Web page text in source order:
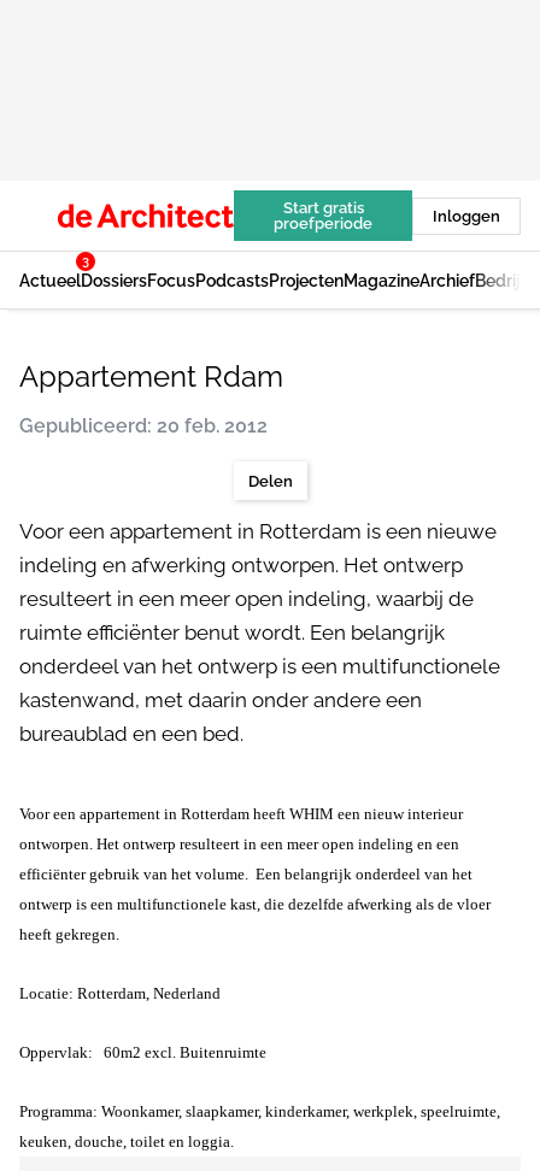
Start gratis
proefperiode
Inloggen
Actueel
3
DossiersFocusPodcastsProjectenMagazineArchief
Appartement Rdam
Gepubliceerd: 20 feb. 2012
Delen
Voor een appartement in Rotterdam is een nieuwe
indeling en afwerking ontworpen. Het ontwerp
resulteert in een meer open indeling, waarbij de
ruimte efficiënter benut wordt. Een belangrijk
onderdeel van het ontwerp is een multifunctionele
kastenwand, met daarin onder andere een
bureaublad en een bed.
Voor een appartement in Rotterdam heeft WHIM een nieuw interieur
ontworpen. Het ontwerp resulteert in een meer open indeling en een
efficiënter gebruik van het volume. Een belangrijk onderdeel van het
ontwerp is een multifunctionele kast, die dezelfde afwerking als de vloer
heeft gekregen.
Locatie: Rotterdam, Nederland
Oppervlak: 60m2 excl. Buitenruimte
Programma: Woonkamer, slaapkamer, kinderkamer, werkplek, speelruimte,
keuken, douche, toilet en loggia.